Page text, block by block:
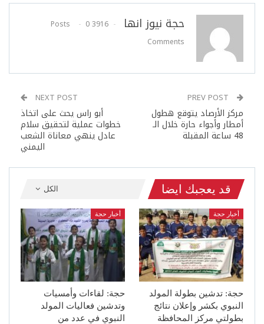
حجة نيوز انها 3916 Posts
0
Comments
مركز الأرصاد يتوقع هطول
أمطار وأجواء حارة خلال الـ
48 ساعة المقبلة
NEXT POST
أبو راس يحث على اتخاذ
خطوات عملية لتحقيق سلام
عادل ينهي معاناة الشعب
اليمني
الكل قد يعجبك ايضا
أخبار حجة
حجة: تدشين بطولة المولد
النبوي بكشر وإعلان نتائج
بطولتي مركز المحافظة
أخبار حجة
حجة: لقاءات وأمسيات
وتدشين فعاليات المولد
النبوي في عدد من